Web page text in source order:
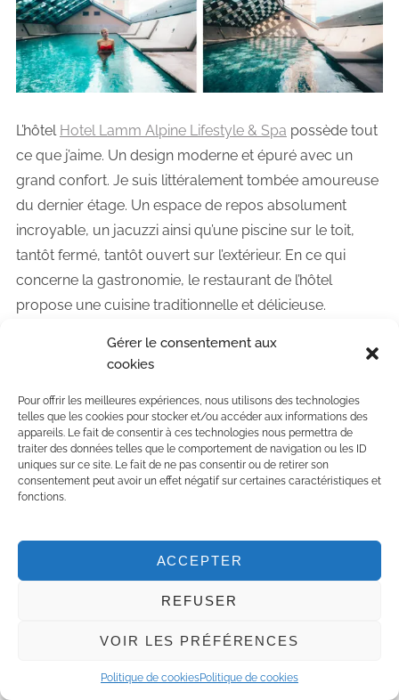
Gérer le consentement aux
cookies
Pour offrir les meilleures expériences, nous utilisons des technologies
telles que les cookies pour stocker et/ou accéder aux informations des
appareils. Le fait de consentir à ces technologies nous permettra de
traiter des données telles que le comportement de navigation ou les ID
uniques sur ce site. Le fait de ne pas consentir ou de retirer son
consentement peut avoir un effet négatif sur certaines caractéristiques et
fonctions.
ACCEPTER
REFUSER
VOIR LES PRÉFÉRENCES
Politique de cookiesPolitique de cookies
L’hôtel Hotel Lamm Alpine Lifestyle & Spa possède tout
ce que j’aime. Un design moderne et épuré avec un
grand confort. Je suis littéralement tombée amoureuse
du dernier étage. Un espace de repos absolument
incroyable, un jacuzzi ainsi qu’une piscine sur le toit,
tantôt fermé, tantôt ouvert sur l’extérieur. En ce qui
concerne la gastronomie, le restaurant de l’hôtel
propose une cuisine traditionnelle et délicieuse.